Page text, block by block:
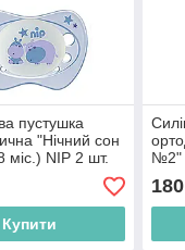
пустушка
"Нічний сон
NIP 2 шт.
Купити
№2"
180